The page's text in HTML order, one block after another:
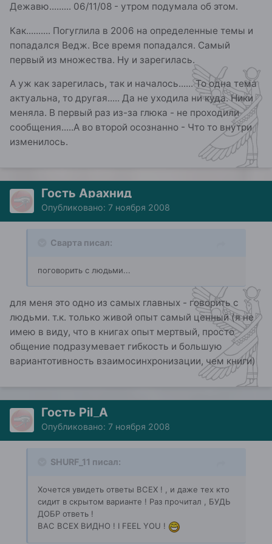
Дежавю......... 06/11/08 - утром подумала об этом.
Как.......... Погуглила в 2006 на определенные темы и
попадался Ведж. Все время попадался. Самый
первый из множества. Ну и зарегилась.
А уж как зарегилась, так и началось...... То одна тема
актуальна, то другая..... Да не уходила ни куда. Ники
меняла. В первый раз из-за глюка - не проходили
сообщения.....А во второй осознанно - Что то внутри
изменилось.
Гость Арахнид
Опубликовано: 7 ноября 2008
Сварта писал:
поговорить с людьми...
для меня это одно из самых главных - говорить с
людьми. т.к. только живой опыт самый ценный (я не
имею в виду, что в книгах опыт мертвый, просто
общение подразумевает гибкость и большую
вариантотивность взаимосинхронизации, чем книги)
Гость Pil_A
Опубликовано: 7 ноября 2008
SHURF_11 писал:
Хочется увидеть ответы ВСЕХ ! , и даже тех кто
сидит в скрытом варианте ! Раз прочитал , БУДЬ
ДОБР ответь !
ВАС ВСЕХ ВИДНО ! I FEEL YOU !